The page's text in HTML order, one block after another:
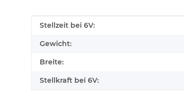
Produkteigenschaft
Wert
Stellzeit bei 6V:
Gewicht:
Breite:
Stellkraft bei 6V: